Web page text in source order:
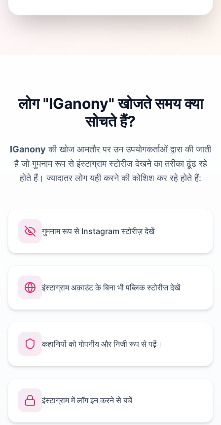
लोग "IGanony" खोजते समय क्या
सोचते हैं?
IGanony की खोज आमतौर पर उन उपयोगकर्ताओं द्वारा की जाती
है जो गुमनाम रूप से इंस्टाग्राम स्टोरीज देखने का तरीका ढूंढ रहे
होते हैं। ज्यादातर लोग यही करने की कोशिश कर रहे होते हैं:
गुमनाम रूप से Instagram स्टोरीज़ देखें
इंस्टाग्राम अकाउंट के बिना भी पब्लिक स्टोरीज देखें
कहानियों को गोपनीय और निजी रूप से पढ़ें।
इंस्टाग्राम में लॉग इन करने से बचें